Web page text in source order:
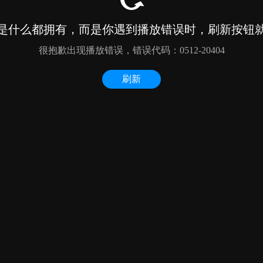
什么都拥有，而是你遇到播放错误时，刷新按钮
很抱歉出现播放错误，错误代码：0512-20404
刷新